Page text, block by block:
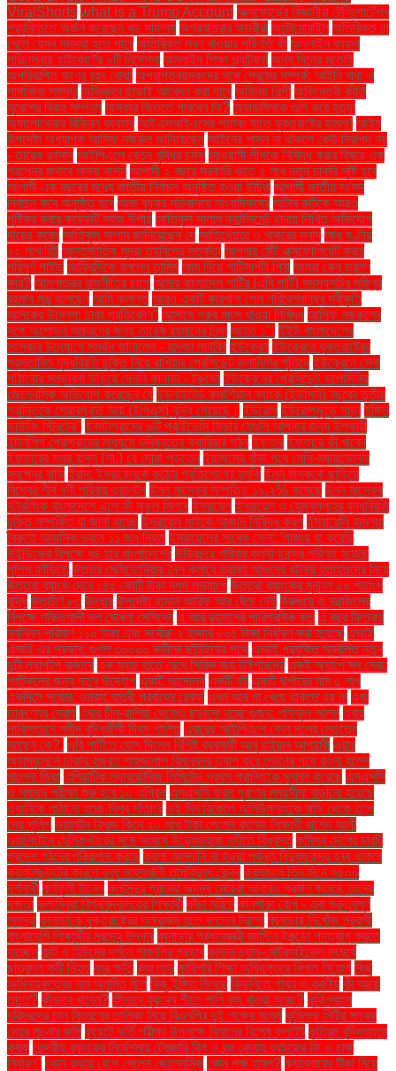
ViralShorts what is a Trump Account অক্সফোর্ডের বিজ্ঞানীরা টেলিপোর্টেশন
প্রযুক্তিতে অর্জন করেছেন বড় সাফল্য অগ্রযাত্রার যাত্রীরা অটোমোবাইল অতিরিক্ত চা
খেলে যেসব সমস্যা হতে পারে অতিরিক্ত লবণ খাওয়ার পরিণতি কী অনলাইন ব্যবসা
পরিচালনায় হাইকোর্টের ৯টি নির্দেশনা অনলাইন শিক্ষা প্ল্যাটফর্ম অন্য দিনের মতোই
অপরিকল্পিত ঋণের বৃহৎ বোঝা অপ্রাপ্তবয়স্কদের সঙ্গে প্রেমের সম্পর্ক: আইনি বাধা ও
সামাজিক সমস্যা অভিজ্ঞতা ছাড়াই আবেদন করা যাবে অভিনয় শিল্পী অভিনেত্রী কীর্তি
সুরেশের বিবাহ সম্পন্ন অস্কার জিততে পারবেন কি? অ্যাডমিনকে গুলি করে হত্যা
অ্যালোভেরার বিভিন্ন ব্যবহার আইএসআইএসের পতাকা হাতে যুক্তরাষ্ট্রে হামলা! আইন
উপদেষ্টা অধ্যাপক আসিফ নজরুল জানিয়েছেন আইনের শাসন না থাকলে কেউ নিরাপদ নয়
- তারেক রহমান আইপিএলে বেতন বৃদ্ধির চমক আওয়ামী লীগকে নিষিদ্ধ করার বিষয়ে এক
প্রশ্নের জবাবে মান্না বলেন আগামী ২ বছরে সরকারি খাতে ৫ লাখ নতুন চাকরি সৃষ্টি হবে
আগামী এক বছরের মধ্যে জাতীয় নির্বাচন অনুষ্ঠিত হওয়া উচিত আগামী জাতীয় সংসদ
নির্বাচন কবে অনুষ্ঠিত হবে আজ বুধবার সচিবালয়ে সাংবাদিকদের আটার রুটিকে আরও
পুষ্টিকর করার কয়েকটি সহজ উপায় আতিকুল সালাম ক্যান্টনমেন্ট থানায় লিখিত অভিযোগ
দায়ের করেন আতিকুল সালাম জানিয়েছেন যে আতিথেয়তা ও খাবারের স্বাদ আধ ঘণ্টায়
২০ লাখ হিট আন্তর্জাতিক মুদ্রা তহবিলের সতর্কতা আপনার ঠোঁট এক্সফোলিয়েট করার
পরিপূর্ণ গাইড আফ্রিদিকে বললেন তামিম আম দিয়ে পাটিসাপটা পিঠা আমরা কেন ভ্রমণ
করি? আমলাতন্ত্র রাজনীতির চাপে আমার বাংলাদেশ পার্টির (এবি পার্টি) সদস্যসচিব মজিবুর
রহমান মঞ্জু বলেছেন আমি ক্লান্ত আরও একটি কারখানা পেল পরিবেশবান্ধব স্বীকৃতি
আসকের উদ্বেগ: ঢাকা প্রতিবেদন" আসামে গরুর মাংস খাওয়া নিষিদ্ধ আসিফ নজরুলের
সঙ্গে অশোভন আচরণের জন্য তারেক রহমানের নিন্দা আহত ১". ইইউ বাংলাদেশের
সংস্কার উদ্যোগে সমর্থন জানালেন - হাদজা লাহবিব ইউক্রেন ইউক্রেনে যুক্তরাষ্ট্রের
প্রস্তাবিত যুদ্ধবিরতি চুক্তি নিয়ে রাশিয়ার প্রেসিডেন্ট ভ্লাদিমির পুতিনে ইউক্রেনে সেনা
পাঠানোর সম্ভাবনা উড়িয়ে দেননি কানাডা - ট্রুডো ইউক্রেনের প্রেসিডেন্ট ভলোদিমির
জেলেনস্কি অভিযোগ করেছেন যে ইউনাইটেড কমার্শিয়াল ব্যাংক (ইউসিবি) বছরের তৃতীয়
প্রান্তিকে শেয়ারপ্রতি আয় (ইপিএস) বৃদ্ধি পেয়েছে। ইউরোপ ইউরোপজুড়ে সাড়া ইঙ্গিত
ডাউনিং স্ট্রিটের" ইনস্টাগ্রামের ৬টি প্রাইভেসি ফিচার যেগুলি আপনার জন্য উপকারী
ইন্টার্নশিপ প্রোগ্রামের মাধ্যমে ভবিষ্যতের ক্যারিয়ার গঠন ইফতার ইফতারে কী খাবেন
ইফতারের সময় রাসুল (সা.) যে দোয়া পড়তেন ইয়ামালের বাঁকা পথে মেসি-ম্যারাডোনার
স্বপ্নের বাড়ি ইরান: ইসরায়েলকে কঠোর প্রতিশোধের হুমকি ইলন মাস্ককে ছাড়িয়ে
বিশ্বের শীর্ষ ধনী পরিবার ওয়ালটন ইলন মাস্কের সম্পত্তি ১৯.২% কমেছে ইলন মাস্কের
স্টারলিংক বাংলাদেশে এলে কী সুফল মিলবে ইসরায়েল ইসরায়েল ও হেজবুল্লাহর যুদ্ধবিরতি
চুক্তি সম্পর্কিত যা জানা যাচ্ছে ইসরায়েল মাইকে আজান নিষিদ্ধ করল ইসরায়েলি হামলায়
বৈরুতে আবাসিক ভবনে ১১ জন নিহত ইসরায়েলের সাবেক সেনা: 'গাজায় যা করেছি
উইন্ডিজের বিপক্ষে বড় হার বাংলাদেশের উড়িরচরে পরিবার কল্যাণকেন্দ্র পরিণত হয়েছে
পুলিশ ফাঁড়িতে উত্তর মেসিডোনিয়ায় নৈশ ক্লাবে ভয়াবহ আগুনের ঘটনায় হতাহতদের নিয়ে
উত্তরা ব্যাংক দেবে ১৪৫ কোটি টাকা নগদ লভ্যাংশ উত্তরা ব্যাংকের মুনাফা ৫০ শতাংশ
বৃদ্ধি উত্তীর্ণ ৮৩ উদ্ধার উপদেষ্টা হাসান আরিফ আর বেঁচে নেই উরুগুয়ে ও ব্রাজিলের
বিপক্ষে শক্তিশালী দল ঘোষণা মেসিদের এ আর রহমানের পারিশ্রমিক কত এ বছর ফিতরার
সর্বনিম্ন পরিমাণ ১১০ টাকা এবং সর্বোচ্চ ২ হাজার ৮০৫ টাকা নির্ধারণ করা হয়েছে এআই
এআই এর প্রভাব: গুগল ৩০০০০ কর্মীকে ছাঁটাইয়ের পথে এআই প্রযুক্তি সম্বলিত নতুন
দুটি ল্যাপটপ বাজারে এক ম্যাচ হাতে রেখে সিরিজ জয় টাইগারদের একই অ্যাপে সব সেবা:
পর্যটকদের জন্য নতুন উদ্যোগ একটি আন্দোলন একটি বই একটি বার্গারের দাম ৫ লাখ
একদিনে সর্বোচ্চ ওমরাহ যাত্রী প্রবাহের রেকর্ড এখন আর না খেয়ে থাকতে হয় না এবং
তারুণ্যের দ্রোহ এবার চীন-রাশিয়া থেকেও ছড়ানো হচ্ছে গুজব: শফিকুল আলম এবার
পাকিস্তানে শহীদ বুদ্ধিজীবী দিবস পালিত এবারের আইপিএলে কোন দলের নেতৃত্বে
আছেন কে?. এবি পার্টিতে যোগ দিলেন বিশিষ্ট ব্যবসায়ী আবু রাইয়ান আশয়ারী এয়ার
অ্যাম্বুলেন্সে ঢাকার হজরত শাহজালাল বিমানবন্দর ত্যাগ করে লন্ডনের পথে রওনা হলেন
খালেদা জিয়া এশিয়াটিক ল্যাবরেটরিজ লিমিটেড প্রথম প্রান্তিকে মুনাফা করেছে এসএসসি
ও সমমান পরীক্ষা শুরু হবে ১০ এপ্রিল এসএসসি ফরম পূরণের সময়সীমা বাড়ানো হয়েছে
এ্যানিকে পাঠানো হচ্ছে বিশ্ব সাঁতারে ওই দিন বিকেলে অলিউল্লাহকে বাড়ি থেকে তুলে
নেয় পুলিশ ওয়ালটন ফ্রিজ কিনে ২০ লাখ টাকা পেলেন কলেজ শিক্ষার্থী রাশেদ আলী
ওয়াশিংটনে হেলিকপ্টারের সঙ্গে সংঘর্ষে উড়োজাহাজ নদীতে বিধ্বস্ত কমিশন দেশের চারটি
প্রদেশ গঠনের পরিকল্পনা করছে কয়লা আমদানি না হওয়া পর্যন্ত বিদ্যুৎকেন্দ্র বন্ধ থাকবে
কয়লাসঙ্কটের কারণে বন্ধ মহেশখালী তাপবিদ্যুৎ কেন্দ্র করমজলে তিন দিনে ৭৫০০
দর্শনার্থী কর্ণফুলী টানেল কলসিন্দুর গ্রামের অদম্য মেয়েরা আবারও প্রমাণ করেছে তাদের
দক্ষতা কলাম্বিয়া বিশ্ববিদ্যালয়ের শিক্ষার্থী কাঁচা মরিচে কানপাকা রোগ - এক গুরুত্বপুর্ণ
সমস্যা কানাডাকে যুক্তরাষ্ট্রের অঙ্গরাজ্য হতে বললেন ট্রাম্প কানাডায় নিখোঁজ প্রবাসী
বাংলাদেশি শিক্ষার্থীর মরদেহ উদ্ধার কানাডার প্রধানমন্ত্রী জাস্টিন ট্রুডো পদত্যাগ করতে
যাচ্ছেন কান্ট ও হিউমের দর্শনে গাজালির প্রভাব কাভার্ডভ্যান-মোটরসাইকেল সংঘর্ষে
ছাত্রদল কর্মী নিহত কার ক্ষতি কার লাভ কারিগরি শিক্ষা অধিদপ্তরে বিশাল নিয়োগ কিছু
অধিনায়কত্বের নাম অনুমিত ছিল কিছু ইঙ্গিত মিলছে কিডনিতে পাথর ও করণীয় কী আছে
তাতে? কীভাবে খাবেন? কীভাবে বুঝবেন শীতে পানি কম খাওয়া হচ্ছে? কুড়িগ্রামে
দরিদ্রদের চাল বিতরণের তালিকা নিয়ে বিএনপির দুই পক্ষের সংঘর্ষ কুমিল্লা সিটির সাবেক
মেয়র সূচনার জমি কুয়েটে ভর্তি পরীক্ষা উপলক্ষে বিমানের বিশেষ ফ্লাইট কৃত্রিম বুদ্ধিমত্তা
কৃষক কেন্দ্রীয় ব্যাংকের নির্দেশনায় ট্রেজারি বিল ও বন্ড কেনায় ব্যাংকের ফি ও চার্জ
নির্ধারণ" কোন কথায় রেগে গেলেন জেলেনস্কি কোন পক্ষ হারল? ক্যানসারের টিকা নিয়ে